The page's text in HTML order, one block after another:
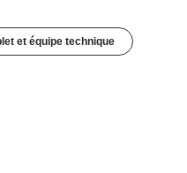
et équipe technique